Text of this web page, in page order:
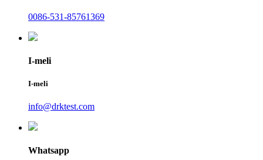
0086-531-85761369
I-meli
I-meli
info@drktest.com
Whatsapp